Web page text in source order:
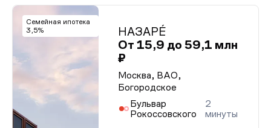
Семейная ипотека
3,5%
НАЗАРÉ
От 15,9 до 59,1 млн
₽
Москва, ВАО,
Богородское
Бульвар
Рокоссовского
2
минуты